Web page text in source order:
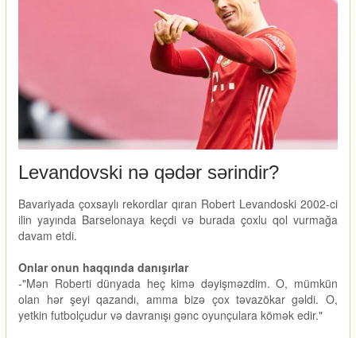
Levandovski nə qədər sərindir?
Bavariyada çoxsaylı rekordlar qıran Robert Levandoski 2002-ci
ilin yayında Barselonaya keçdi və burada çoxlu qol vurmağa
davam etdi.
Onlar onun haqqında danışırlar
-"Mən Roberti dünyada heç kimə dəyişməzdim. O, mümkün
olan hər şeyi qazandı, amma bizə çox təvazökar gəldi. O,
yetkin futbolçudur və davranışı gənc oyunçulara kömək edir."